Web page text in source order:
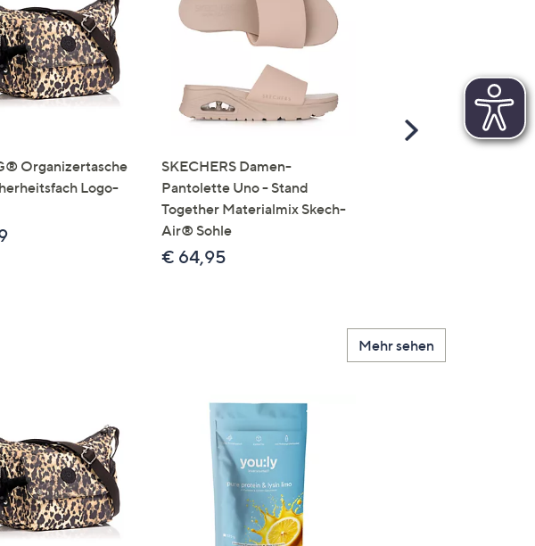
Organizertasche
Logo-
SKECHERS Damen-
Pantolette Uno - Stand
Together Materialmix Skech-
Air® Sohle
€ 64,95
Scroll
Mehr sehen